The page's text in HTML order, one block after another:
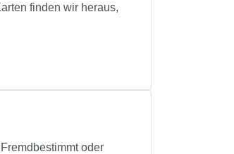
finden wir heraus,
oder